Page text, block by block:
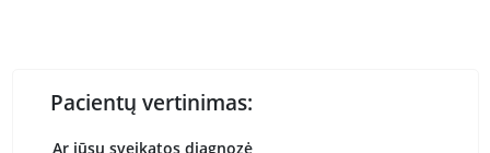
Pacientų vertinimas:
Ar jūsų sveikatos diagnozė